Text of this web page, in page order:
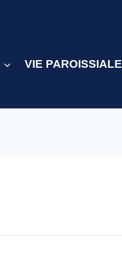
VIE PAROISSIALE